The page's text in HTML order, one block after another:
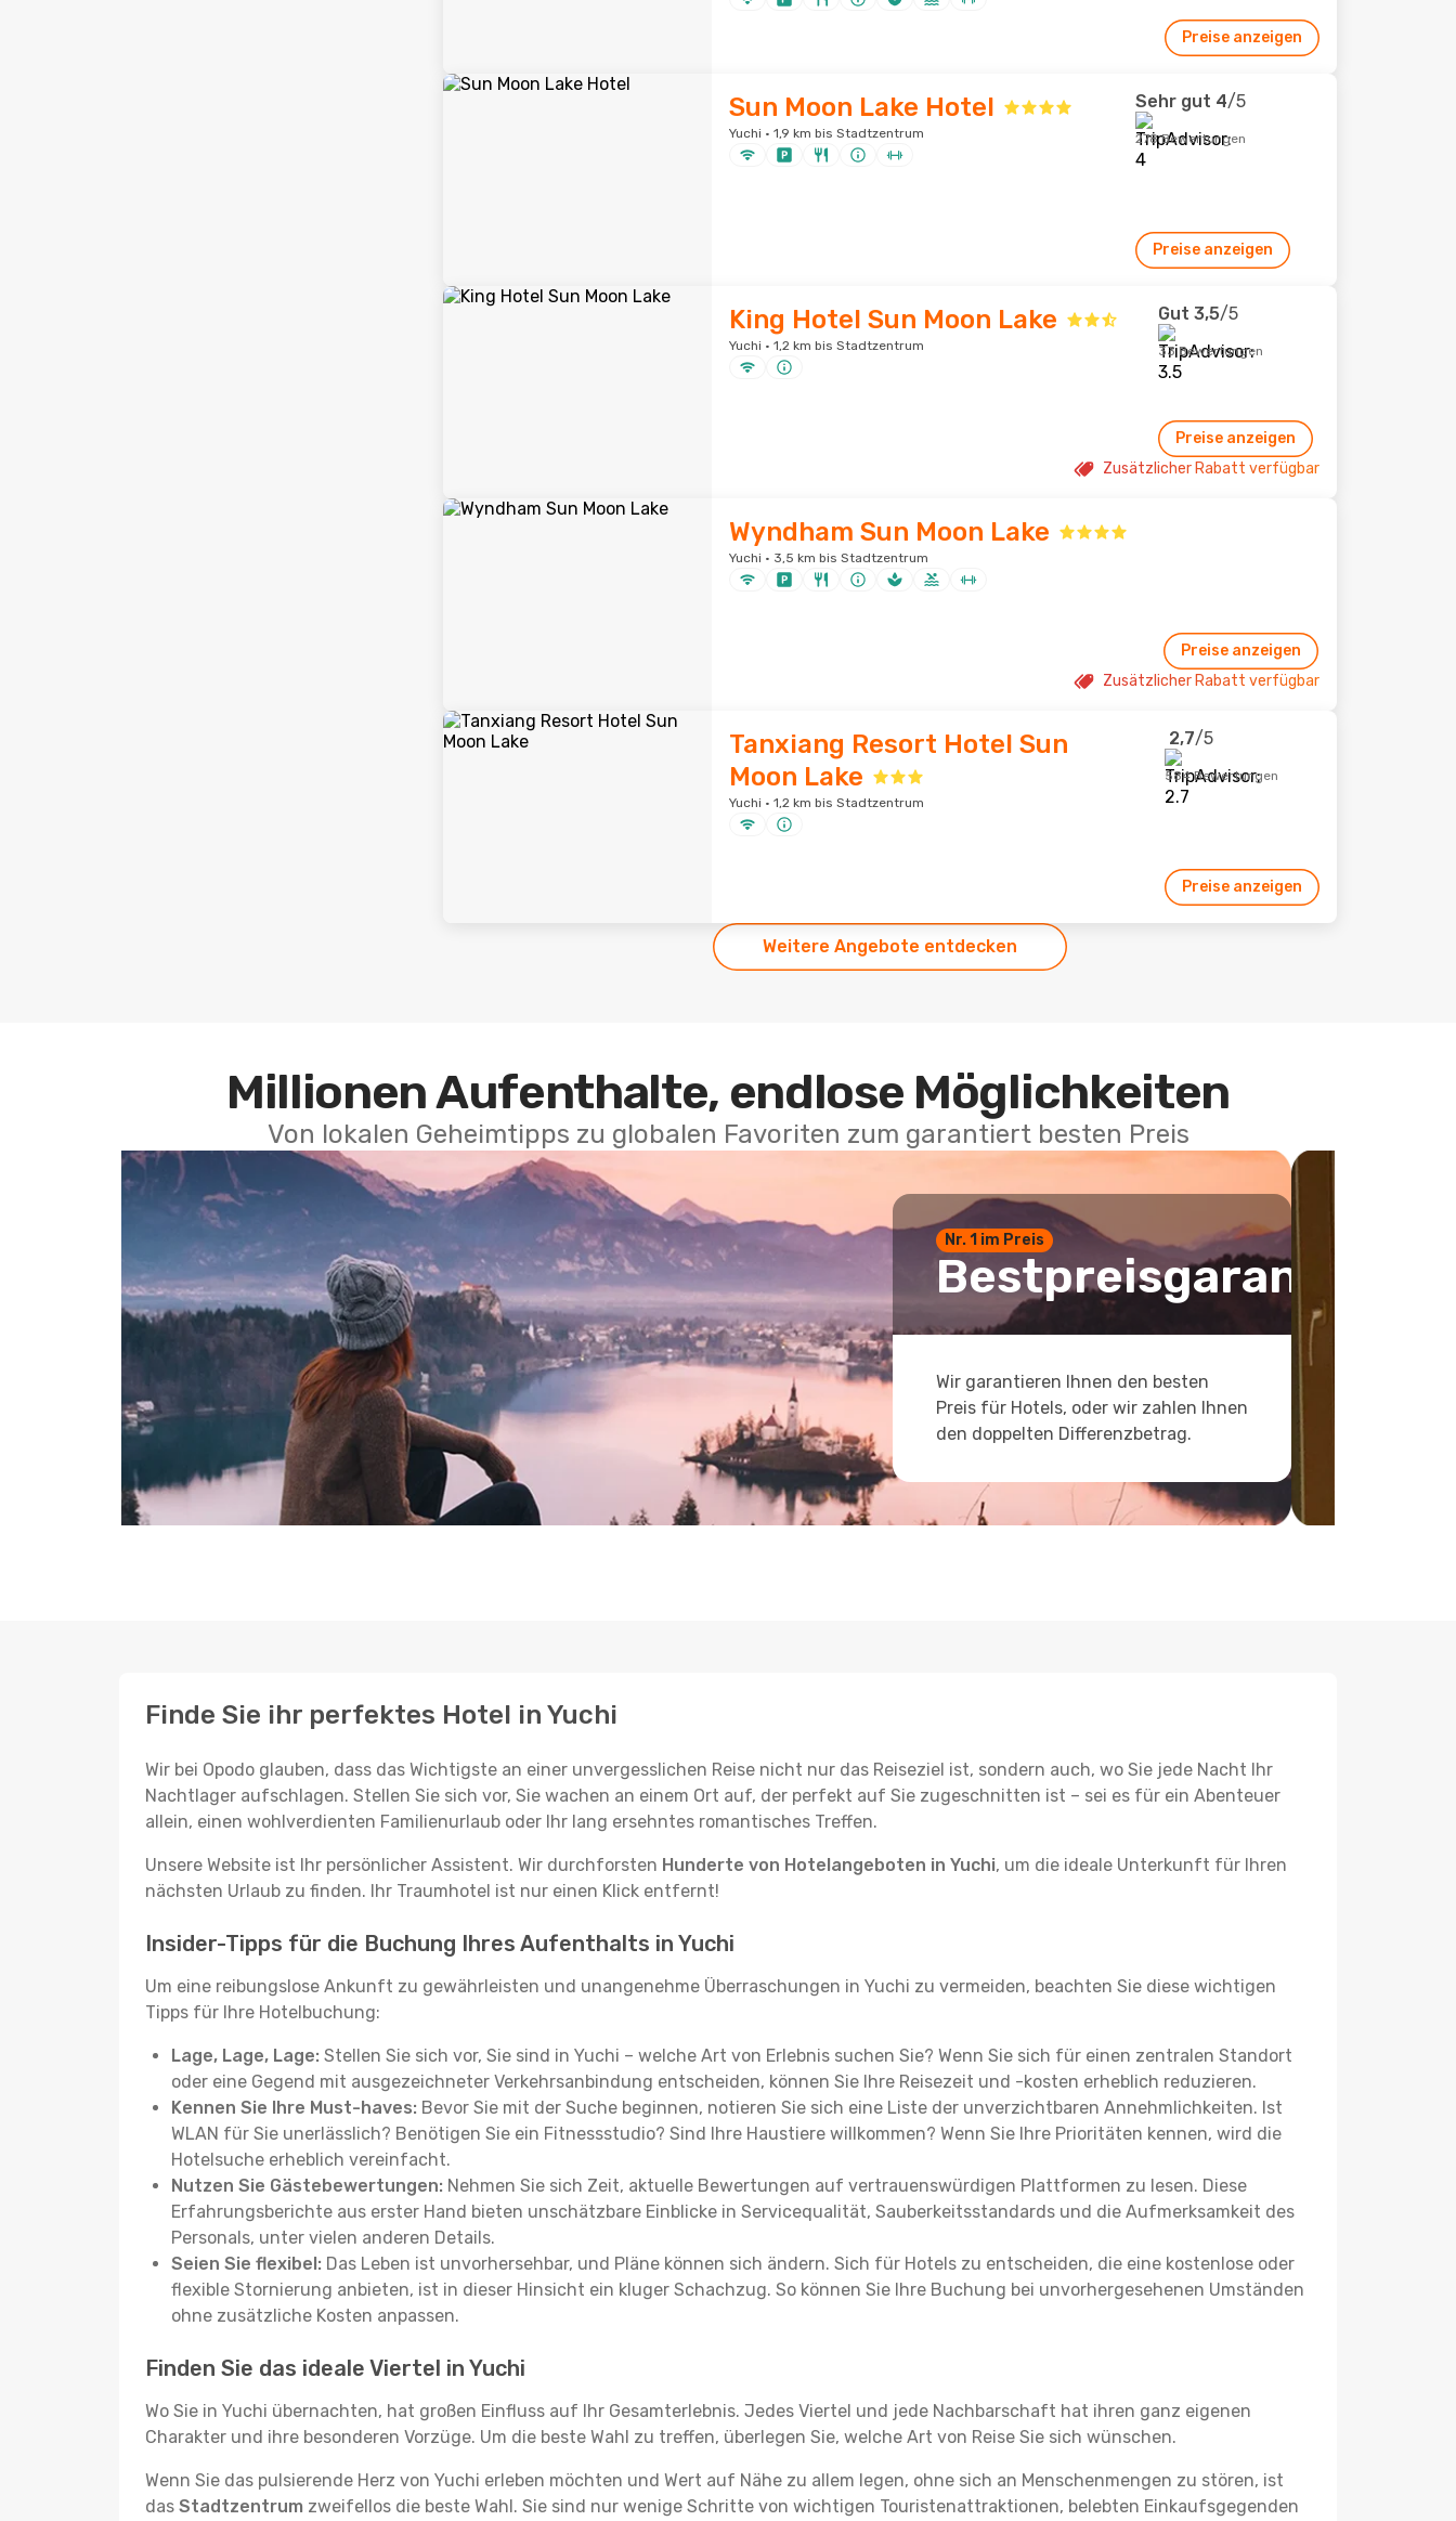
Preise anzeigen
Sun Moon Lake Hotel
Yuchi · 1,9 km bis Stadtzentrum
Sehr gut 4/5
278 Bewertungen
Preise anzeigen
King Hotel Sun Moon Lake
Yuchi · 1,2 km bis Stadtzentrum
Gut 3,5/5
33 Bewertungen
Preise anzeigen
Zusätzlicher Rabatt verfügbar
Wyndham Sun Moon Lake
Yuchi · 3,5 km bis Stadtzentrum
Preise anzeigen
Zusätzlicher Rabatt verfügbar
Tanxiang Resort Hotel Sun
Moon Lake
Yuchi · 1,2 km bis Stadtzentrum
2,7/5
584 Bewertungen
Preise anzeigen
Weitere Angebote entdecken
Millionen Aufenthalte, endlose Möglichkeiten
Von lokalen Geheimtipps zu globalen Favoriten zum garantiert besten Preis
Nr. 1 im Preis
Bestpreisgarantie
Wir garantieren Ihnen den besten
Preis für Hotels, oder wir zahlen Ihnen
den doppelten Differenzbetrag.
Finde Sie ihr perfektes Hotel in Yuchi
Wir bei Opodo glauben, dass das Wichtigste an einer unvergesslichen Reise nicht nur das Reiseziel ist, sondern auch, wo Sie jede Nacht Ihr
Nachtlager aufschlagen. Stellen Sie sich vor, Sie wachen an einem Ort auf, der perfekt auf Sie zugeschnitten ist – sei es für ein Abenteuer
allein, einen wohlverdienten Familienurlaub oder Ihr lang ersehntes romantisches Treffen.
Unsere Website ist Ihr persönlicher Assistent. Wir durchforsten Hunderte von Hotelangeboten in Yuchi, um die ideale Unterkunft für Ihren
nächsten Urlaub zu finden. Ihr Traumhotel ist nur einen Klick entfernt!
Insider-Tipps für die Buchung Ihres Aufenthalts in Yuchi
Um eine reibungslose Ankunft zu gewährleisten und unangenehme Überraschungen in Yuchi zu vermeiden, beachten Sie diese wichtigen
Tipps für Ihre Hotelbuchung:
Lage, Lage, Lage: Stellen Sie sich vor, Sie sind in Yuchi – welche Art von Erlebnis suchen Sie? Wenn Sie sich für einen zentralen Standort
oder eine Gegend mit ausgezeichneter Verkehrsanbindung entscheiden, können Sie Ihre Reisezeit und -kosten erheblich reduzieren.
Kennen Sie Ihre Must-haves: Bevor Sie mit der Suche beginnen, notieren Sie sich eine Liste der unverzichtbaren Annehmlichkeiten. Ist
WLAN für Sie unerlässlich? Benötigen Sie ein Fitnessstudio? Sind Ihre Haustiere willkommen? Wenn Sie Ihre Prioritäten kennen, wird die
Hotelsuche erheblich vereinfacht.
Nutzen Sie Gästebewertungen: Nehmen Sie sich Zeit, aktuelle Bewertungen auf vertrauenswürdigen Plattformen zu lesen. Diese
Erfahrungsberichte aus erster Hand bieten unschätzbare Einblicke in Servicequalität, Sauberkeitsstandards und die Aufmerksamkeit des
Personals, unter vielen anderen Details.
Seien Sie flexibel: Das Leben ist unvorhersehbar, und Pläne können sich ändern. Sich für Hotels zu entscheiden, die eine kostenlose oder
flexible Stornierung anbieten, ist in dieser Hinsicht ein kluger Schachzug. So können Sie Ihre Buchung bei unvorhergesehenen Umständen
ohne zusätzliche Kosten anpassen.
Finden Sie das ideale Viertel in Yuchi
Wo Sie in Yuchi übernachten, hat großen Einfluss auf Ihr Gesamterlebnis. Jedes Viertel und jede Nachbarschaft hat ihren ganz eigenen
Charakter und ihre besonderen Vorzüge. Um die beste Wahl zu treffen, überlegen Sie, welche Art von Reise Sie sich wünschen.
Wenn Sie das pulsierende Herz von Yuchi erleben möchten und Wert auf Nähe zu allem legen, ohne sich an Menschenmengen zu stören, ist
das Stadtzentrum zweifellos die beste Wahl. Sie sind nur wenige Schritte von wichtigen Touristenattraktionen, belebten Einkaufsgegenden